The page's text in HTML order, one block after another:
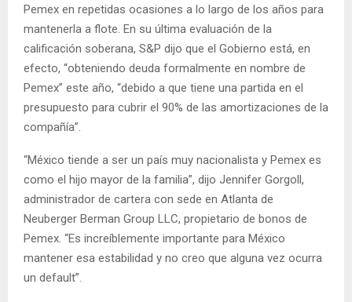
Pemex en repetidas ocasiones a lo largo de los años para
mantenerla a flote. En su última evaluación de la
calificación soberana, S&P dijo que el Gobierno está, en
efecto, “obteniendo deuda formalmente en nombre de
Pemex” este año, “debido a que tiene una partida en el
presupuesto para cubrir el 90% de las amortizaciones de la
compañía”.
“México tiende a ser un país muy nacionalista y Pemex es
como el hijo mayor de la familia”, dijo Jennifer Gorgoll,
administrador de cartera con sede en Atlanta de
Neuberger Berman Group LLC, propietario de bonos de
Pemex. “Es increíblemente importante para México
mantener esa estabilidad y no creo que alguna vez ocurra
un default”.